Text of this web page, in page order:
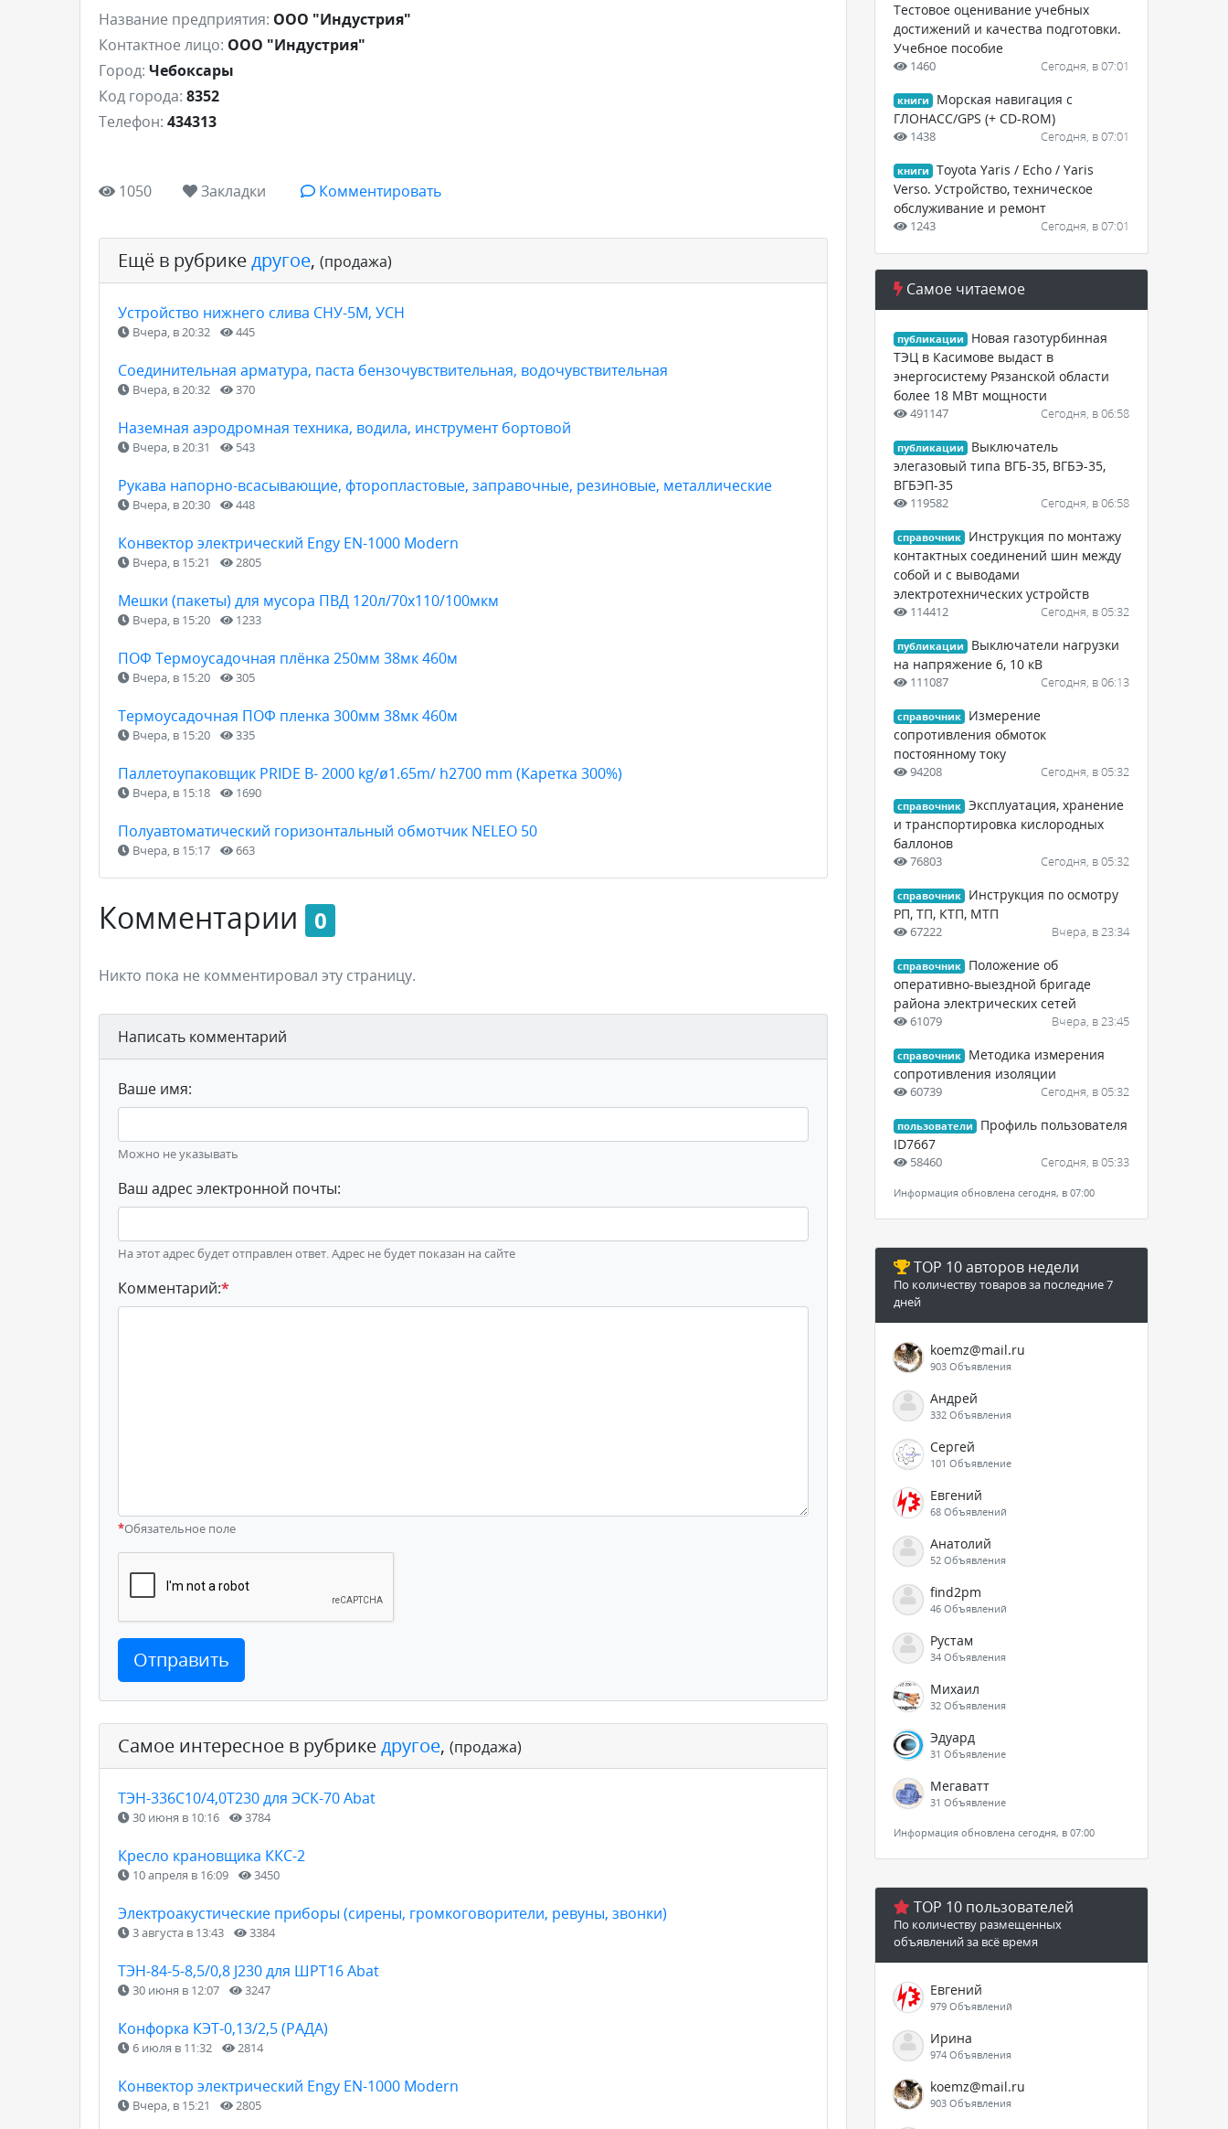
Название предприятия: ООО "Индустрия"
Контактное лицо: ООО "Индустрия"
Город: Чебоксары
Код города: 8352
Телефон: 434313
1050 Закладки Комментировать
Ещё в рубрикедругое, (продажа)
Устройство нижнего слива СНУ-5М, УСН
Вчера, в 20:32 445
Соединительная арматура, паста бензочувствительная, водочувствительная
Вчера, в 20:32 370
Наземная аэродромная техника, водила, инструмент бортовой
Вчера, в 20:31 543
Рукава напорно-всасывающие, фторопластовые, заправочные, резиновые, металлические
Вчера, в 20:30 448
Конвектор электрический Engy EN-1000 Modern
Вчера, в 15:21 2805
Мешки (пакеты) для мусора ПВД 120л/70х110/100мкм
Вчера, в 15:20 1233
ПОФ Термоусадочная плёнка 250мм 38мк 460м
Вчера, в 15:20 305
Термоусадочная ПОФ пленка 300мм 38мк 460м
Вчера, в 15:20 335
Паллетоупаковщик PRIDE В- 2000 kg/ø1.65m/ h2700 mm (Каретка 300%)
Вчера, в 15:18 1690
Полуавтоматический горизонтальный обмотчик NELEO 50
Вчера, в 15:17 663
Комментарии 0
Никто пока не комментировал эту страницу.
Написать комментарий
Ваше имя:
Можно не указывать
Ваш адрес электронной почты:
На этот адрес будет отправлен ответ. Адрес не будет показан на сайте
Комментарий:*
*Обязательное поле
Отправить
Самое интересное в рубрикедругое, (продажа)
ТЭН-336С10/4,0Т230 для ЭСК-70 Abat
30 июня в 10:16 3784
Кресло крановщика ККС-2
10 апреля в 16:09 3450
Электроакустические приборы (сирены, громкоговорители, ревуны, звонки)
3 августа в 13:43 3384
ТЭН-84-5-8,5/0,8 J230 для ШРТ16 Abat
30 июня в 12:07 3247
Конфорка КЭТ-0,13/2,5 (РАДА)
6 июля в 11:32 2814
Конвектор электрический Engy EN-1000 Modern
Вчера, в 15:21 2805
Тестовое оценивание учебных
достижений и качества подготовки.
Учебное пособие
1460 Сегодня, в 07:01
книги
Морская навигация с
ГЛОНАСС/GPS (+ CD-ROM)
1438 Сегодня, в 07:01
книги
Toyota Yaris / Echo / Yaris
Verso. Устройство, техническое
обслуживание и ремонт
1243 Сегодня, в 07:01
Самое читаемое
публикации
Новая газотурбинная
ТЭЦ в Касимове выдаст в
энергосистему Рязанской области
более 18 МВт мощности
491147 Сегодня, в 06:58
публикации
Выключатель
элегазовый типа ВГБ-35, ВГБЭ-35,
ВГБЭП-35
119582 Сегодня, в 06:58
справочник
Инструкция по монтажу
контактных соединений шин между
собой и с выводами
электротехнических устройств
114412 Сегодня, в 05:32
публикации
Выключатели нагрузки
на напряжение 6, 10 кВ
111087 Сегодня, в 06:13
справочник
Измерение
сопротивления обмоток
постоянному току
94208 Сегодня, в 05:32
справочник Эксплуатация, хранение
и транспортировка кислородных
баллонов
76803 Сегодня, в 05:32
справочник
Инструкция по осмотру
РП, ТП, КТП, МТП
67222 Вчера, в 23:34
справочник
Положение об
оперативно-выездной бригаде
района электрических сетей
61079 Вчера, в 23:45
справочник
Методика измерения
сопротивления изоляции
60739 Сегодня, в 05:32
пользователи
Профиль пользователя
ID7667
58460 Сегодня, в 05:33
Информация обновлена сегодня, в 07:00
TOP 10 авторов недели
По количеству товаров за последние 7
дней
koemz@mail.ru
903 Объявления
Андрей
332 Объявления
Сергей
101 Объявление
Евгений
68 Объявлений
Анатолий
52 Объявления
find2pm
46 Объявлений
Рустам
34 Объявления
Михаил
32 Объявления
Эдуард
31 Объявление
Мегаватт
31 Объявление
Информация обновлена сегодня, в 07:00
TOP 10 пользователей
По количеству размещенных
объявлений за всё время
Евгений
979 Объявлений
Ирина
974 Объявления
koemz@mail.ru
903 Объявления